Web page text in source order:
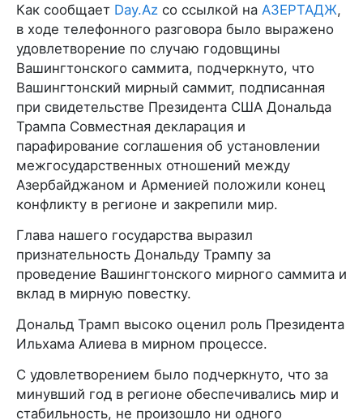
Как сообщает Day.Az со ссылкой на АЗЕРТАДЖ,
в ходе телефонного разговора было выражено
удовлетворение по случаю годовщины
Вашингтонского саммита, подчеркнуто, что
Вашингтонский мирный саммит, подписанная
при свидетельстве Президента США Дональда
Трампа Совместная декларация и
парафирование соглашения об установлении
межгосударственных отношений между
Азербайджаном и Арменией положили конец
конфликту в регионе и закрепили мир.
Глава нашего государства выразил
признательность Дональду Трампу за
проведение Вашингтонского мирного саммита и
вклад в мирную повестку.
Дональд Трамп высоко оценил роль Президента
Ильхама Алиева в мирном процессе.
С удовлетворением было подчеркнуто, что за
минувший год в регионе обеспечивались мир и
стабильность, не произошло ни одного